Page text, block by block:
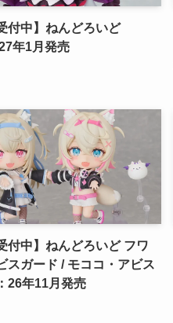
付中】ねんどろいど
年1月発売
付中】ねんどろいど フワ
スガード / モココ・アビス
26年11月発売